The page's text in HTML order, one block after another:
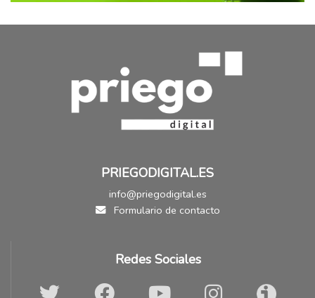
PRIEGODIGITAL.ES
info@priegodigital.es
Formulario de contacto
Redes Sociales